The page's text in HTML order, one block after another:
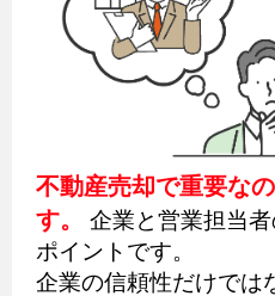
不動産売却で重要な
す。
企業と営業担当
ポイントです。
企業の信頼性だけでは